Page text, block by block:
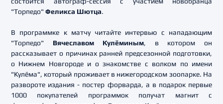
"Торпедо" Феликса Шютца.
В программке к матчу читайте интервью с нападающим
"Торпедо" Вячеславом Кулёминым, в котором он
рассказывает о причинах ранней предсезонной подготовки,
о Нижнем Новгороде и о знакомстве с волком по имени
"Кулёма", который проживает в нижегородском зоопарке. На
развороте издания - постер форварда, а в подарок первые
1000 покупателей программок получат магнит с